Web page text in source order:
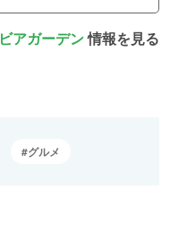
ビアガーデン情報を見る
グルメ